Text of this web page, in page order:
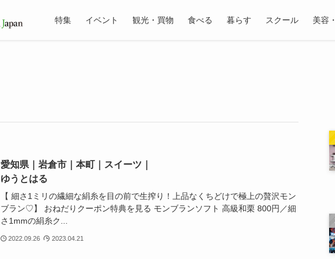
特集 イベント 観光・買物 食べる 暮らす スクール 美容
愛知県｜岩倉市｜本町｜スイーツ｜
ゆうとはる
【 細さ1ミリの繊細な絹糸を目の前で生搾り！上品なくちどけで極上の贅沢モン
ブラン♡】 おねだりクーポン特典を見る モンブランソフト 高級和栗 800円／細
さ1mmの絹糸ク...
2022.09.26 2023.04.21